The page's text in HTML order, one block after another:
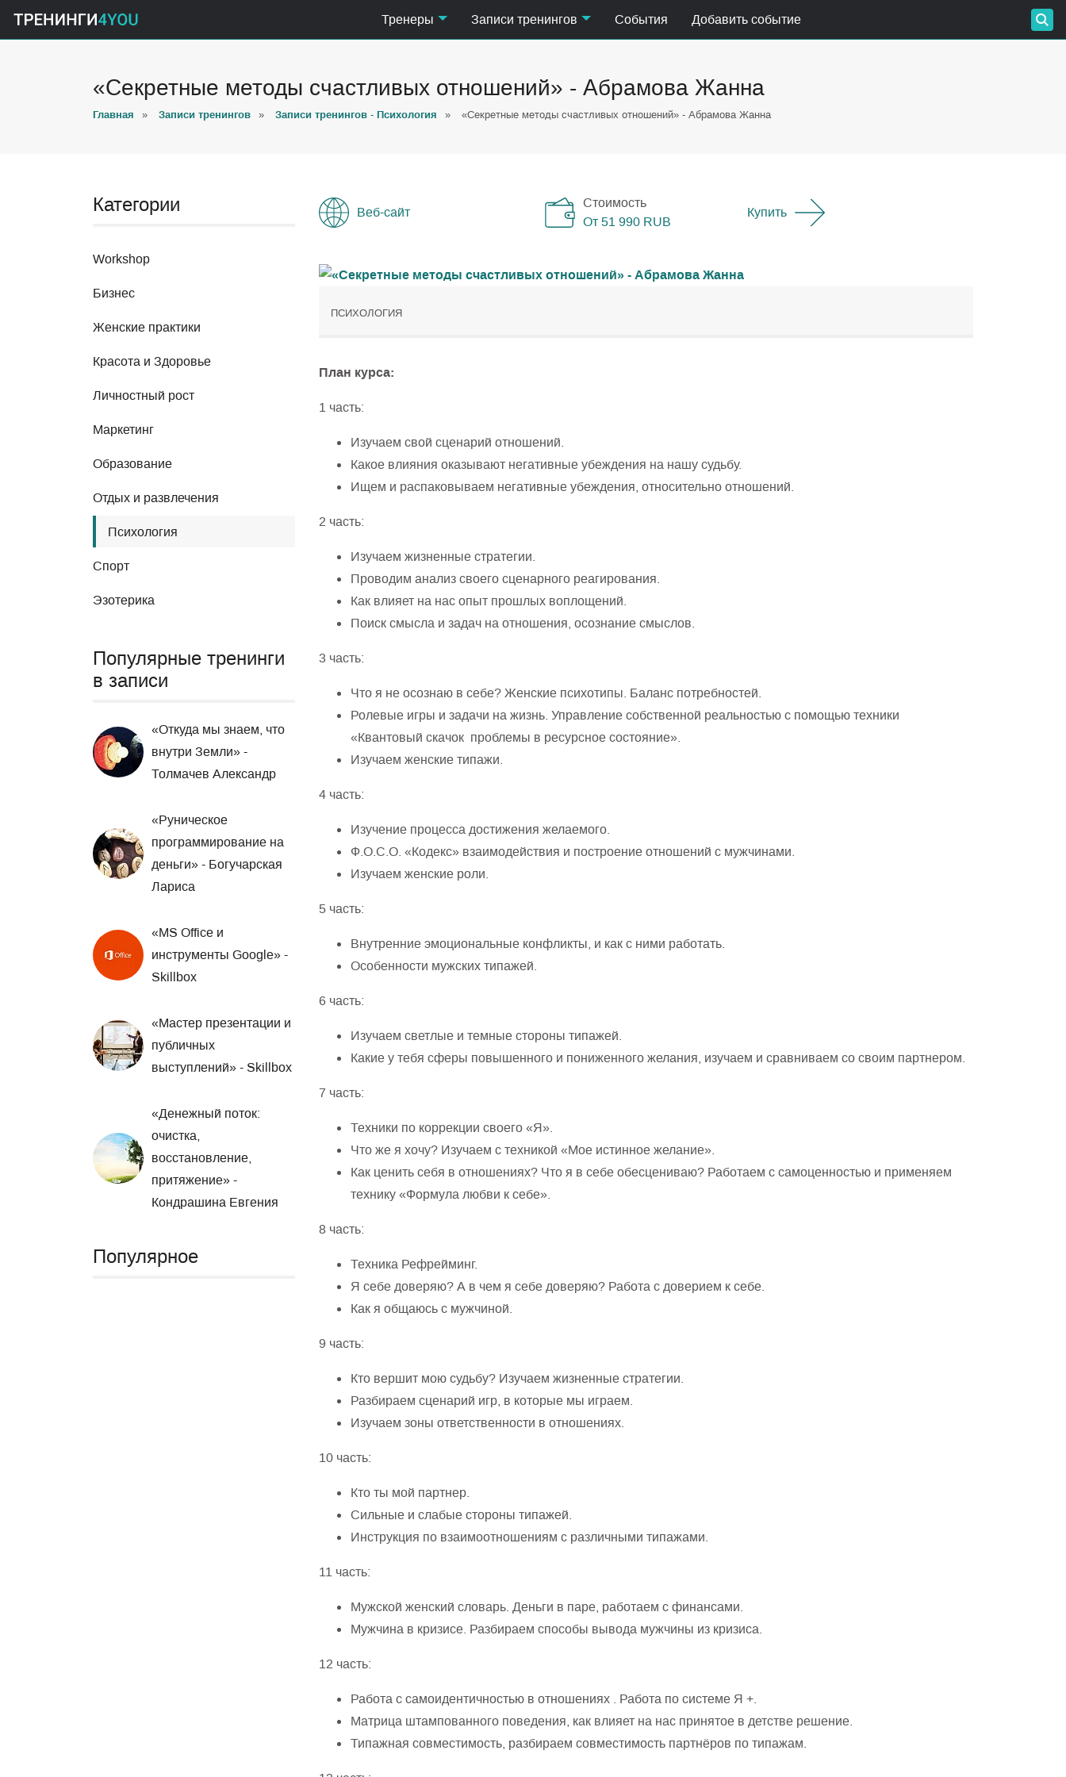
Тренеры Записи тренингов События Добавить событие
«Секретные методы счастливых отношений» - Абрамова Жанна
Главная » Записи тренингов » Записи тренингов - Психология » «Секретные методы счастливых отношений» - Абрамова Жанна
Категории
Workshop
Бизнес
Женские практики
Красота и Здоровье
Личностный рост
Маркетинг
Образование
Отдых и развлечения
Психология
Спорт
Эзотерика
Популярные тренинги
в записи
«Откуда мы знаем, что
внутри Земли» -
Толмачев Александр
«Руническое
программирование на
деньги» - Богучарская
Лариса
«MS Office и
инструменты Google» -
Skillbox
«Мастер презентации и
публичных
выступлений» - Skillbox
«Денежный поток:
очистка,
восстановление,
притяжение» -
Кондрашина Евгения
Популярное
Веб-сайт
Стоимость
От 51 990 RUB
Купить
ПСИХОЛОГИЯ
План курса:
1 часть:
Изучаем свой сценарий отношений.
Какое влияния оказывают негативные убеждения на нашу судьбу.
Ищем и распаковываем негативные убеждения, относительно отношений.
2 часть:
Изучаем жизненные стратегии.
Проводим анализ своего сценарного реагирования.
Как влияет на нас опыт прошлых воплощений.
Поиск смысла и задач на отношения, осознание смыслов.
3 часть:
Что я не осознаю в себе? Женские психотипы. Баланс потребностей.
Ролевые игры и задачи на жизнь. Управление собственной реальностью с помощью техники
«Квантовый скачок проблемы в ресурсное состояние».
Изучаем женские типажи.
4 часть:
Изучение процесса достижения желаемого.
Ф.О.С.О. «Кодекс» взаимодействия и построение отношений с мужчинами.
Изучаем женские роли.
5 часть:
Внутренние эмоциональные конфликты, и как с ними работать.
Особенности мужских типажей.
6 часть:
Изучаем светлые и темные стороны типажей.
Какие у тебя сферы повышенного и пониженного желания, изучаем и сравниваем со своим партнером.
7 часть:
Техники по коррекции своего «Я».
Что же я хочу? Изучаем с техникой «Мое истинное желание».
Как ценить себя в отношениях? Что я в себе обесцениваю? Работаем с самоценностью и применяем
технику «Формула любви к себе».
8 часть:
Техника Рефрейминг.
Я себе доверяю? А в чем я себе доверяю? Работа с доверием к себе.
Как я общаюсь с мужчиной.
9 часть:
Кто вершит мою судьбу? Изучаем жизненные стратегии.
Разбираем сценарий игр, в которые мы играем.
Изучаем зоны ответственности в отношениях.
10 часть:
Кто ты мой партнер.
Сильные и слабые стороны типажей.
Инструкция по взаимоотношениям с различными типажами.
11 часть:
Мужской женский словарь. Деньги в паре, работаем с финансами.
Мужчина в кризисе. Разбираем способы вывода мужчины из кризиса.
12 часть:
Работа с самоидентичностью в отношениях . Работа по системе Я +.
Матрица штампованного поведения, как влияет на нас принятое в детстве решение.
Типажная совместимость, разбираем совместимость партнёров по типажам.